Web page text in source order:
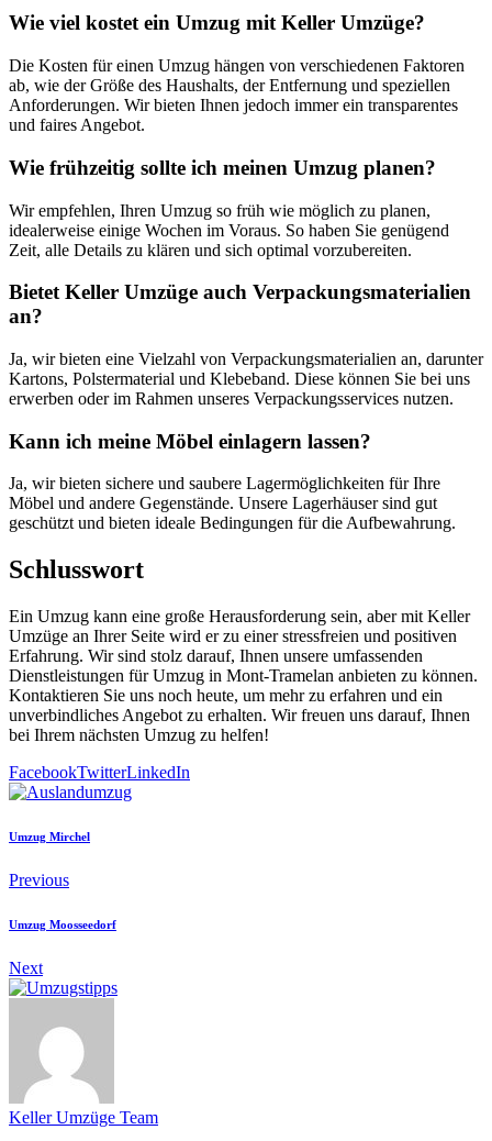
Wie viel kostet ein Umzug mit Keller Umzüge?
Die Kosten für einen Umzug hängen von verschiedenen Faktoren
ab, wie der Größe des Haushalts, der Entfernung und speziellen
Anforderungen. Wir bieten Ihnen jedoch immer ein transparentes
und faires Angebot.
Wie frühzeitig sollte ich meinen Umzug planen?
Wir empfehlen, Ihren Umzug so früh wie möglich zu planen,
idealerweise einige Wochen im Voraus. So haben Sie genügend
Zeit, alle Details zu klären und sich optimal vorzubereiten.
Bietet Keller Umzüge auch Verpackungsmaterialien
an?
Ja, wir bieten eine Vielzahl von Verpackungsmaterialien an, darunter
Kartons, Polstermaterial und Klebeband. Diese können Sie bei uns
erwerben oder im Rahmen unseres Verpackungsservices nutzen.
Kann ich meine Möbel einlagern lassen?
Ja, wir bieten sichere und saubere Lagermöglichkeiten für Ihre
Möbel und andere Gegenstände. Unsere Lagerhäuser sind gut
geschützt und bieten ideale Bedingungen für die Aufbewahrung.
Schlusswort
Ein Umzug kann eine große Herausforderung sein, aber mit Keller
Umzüge an Ihrer Seite wird er zu einer stressfreien und positiven
Erfahrung. Wir sind stolz darauf, Ihnen unsere umfassenden
Dienstleistungen für Umzug in Mont-Tramelan anbieten zu können.
Kontaktieren Sie uns noch heute, um mehr zu erfahren und ein
unverbindliches Angebot zu erhalten. Wir freuen uns darauf, Ihnen
bei Ihrem nächsten Umzug zu helfen!
FacebookTwitterLinkedIn
Umzug Mirchel
Previous
Umzug Moosseedorf
Next
Keller Umzüge Team